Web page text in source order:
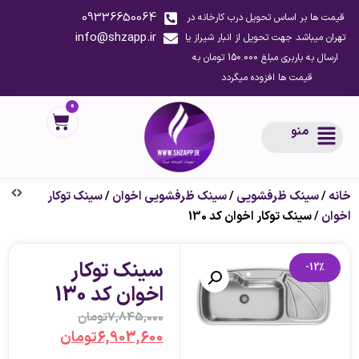
قیمت ها بر اساس تحویل درب کارخانه در
تهران میباشد جهت تحویل از انبار شیراز یا
ارسال به باربری مبلغ 150.000 تومان به
قیمت ها افزوده میگردد
09336650064
info@shzapp.ir
منو
0
خانه/سینک ظرفشویی/سینک ظرفشویی اخوان/سینک توکار
اخوان/ سینک توکار اخوان کد 130
-12% سینک توکار
اخوان کد 130
7,845,000تومان
6,903,600تومان